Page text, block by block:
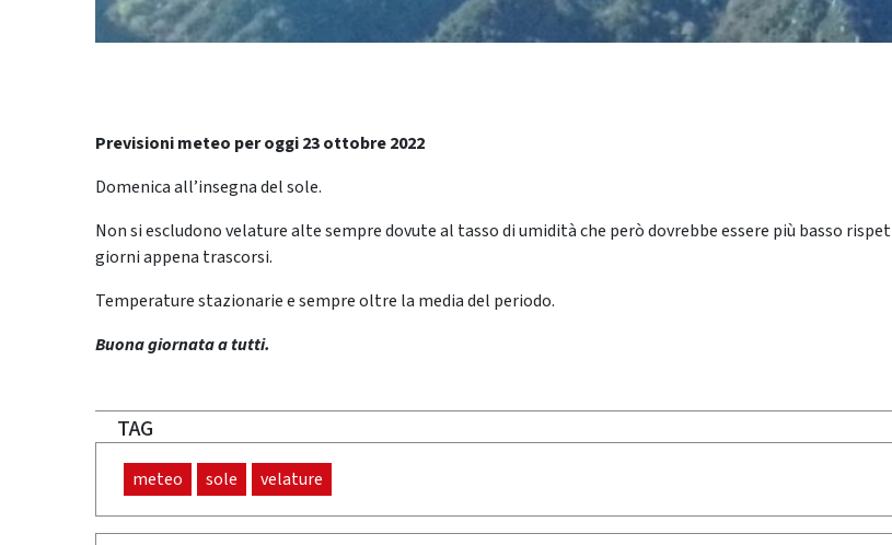
Previsioni meteo per oggi 23 ottobre 2022
Domenica all’insegna del sole.
Non si escludono velature alte sempre dovute al tasso di umidità che però dovrebbe essere più basso
giorni appena trascorsi.
Temperature stazionarie e sempre oltre la media del periodo.
Buona giornata a tutti.
TAG
meteo sole velature